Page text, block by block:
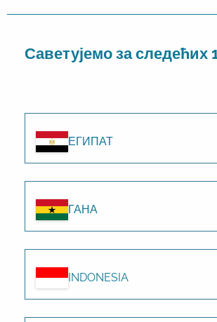
Саветујемо за следећих
ЕГИПАТ
ГАНА
INDONESIA